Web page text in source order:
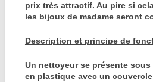
prix très attractif. Au pire si
les bijoux de madame seront
Description et principe de
Un nettoyeur se présente sous
en plastique avec un